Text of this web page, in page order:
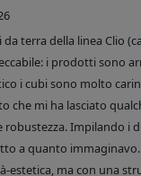
terra della linea Clio
i prodotti sono
i cubi sono molto
che mi ha lasciato
robustezza. Impilando i
a quanto
ma con una